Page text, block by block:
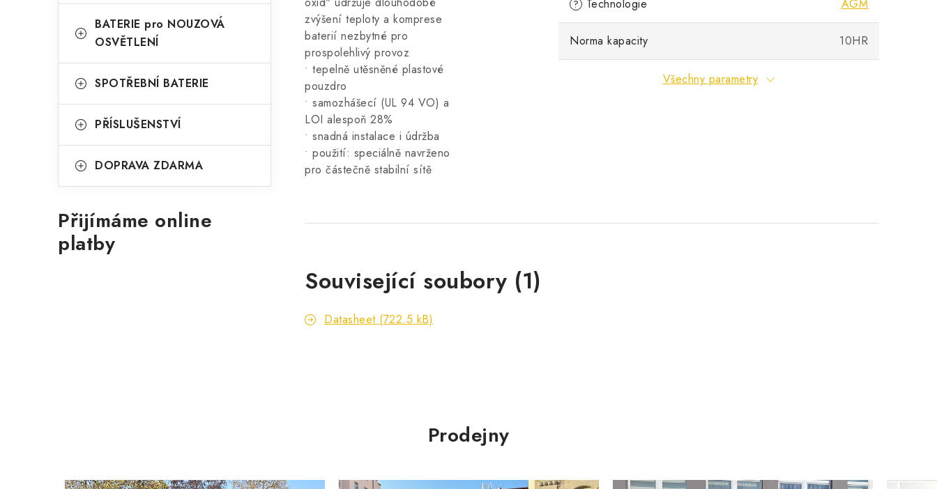
BATERIE pro NOUZOVÁ
OSVĚTLENÍ
SPOTŘEBNÍ BATERIE
PŘÍSLUŠENSTVÍ
DOPRAVA ZDARMA
Přijímáme online
platby
zvýšení teploty a komprese
baterií nezbytné pro
prospolehlivý provoz
• tepelně utěsněné plastové
pouzdro
• samozhášecí (UL 94 VO) a
LOI alespoň 28%
• snadná instalace i údržba
• použití: speciálně navrženo
pro částečně stabilní sítě
? Technologie AGM
Norma kapacity 10HR
Všechny parametry
Související soubory (1)
Datasheet (722.5 kB)
Prodejny